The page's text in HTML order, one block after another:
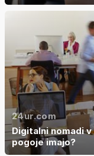
24ur.com
Digitalni nomadi
pogoje imajo?